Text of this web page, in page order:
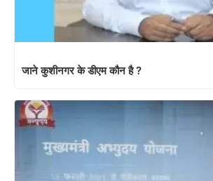
जाने कुशीनगर के डीएम कौन है ?